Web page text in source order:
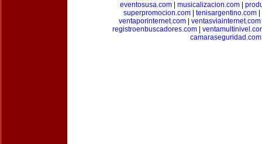
eventosusa.com| musicalizacion.com|
superpromocion.com
tenisargentino.com
ventaporinternet.com
ventasviainternet.com
registroenbuscadores.com
camaraseguridad.com